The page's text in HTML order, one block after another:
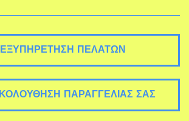
ΕΞΥΠΗΡΈΤΗΣΗ ΠΕΛΑΤΏΝ
ΠΑΡΑΓΓΕΛΊΑΣ ΣΑΣ